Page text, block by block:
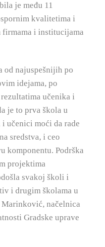
je među 11
kvalitetima i
i institucijama
od najuspešnijih po
idejama, po
učenika i
je to prva škola u
učenici moći da rade
sredstva, i ceo
komponentu. Podrška
projektima
svakoj školi i
i drugim školama u
Marinković, načelnica
Gradske uprave